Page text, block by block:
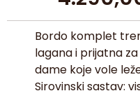
Bordo komplet
lagana i prijatna
dame koje vole
Sirovinski sastav: